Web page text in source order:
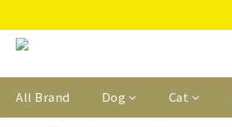
All Brand Dog Cat